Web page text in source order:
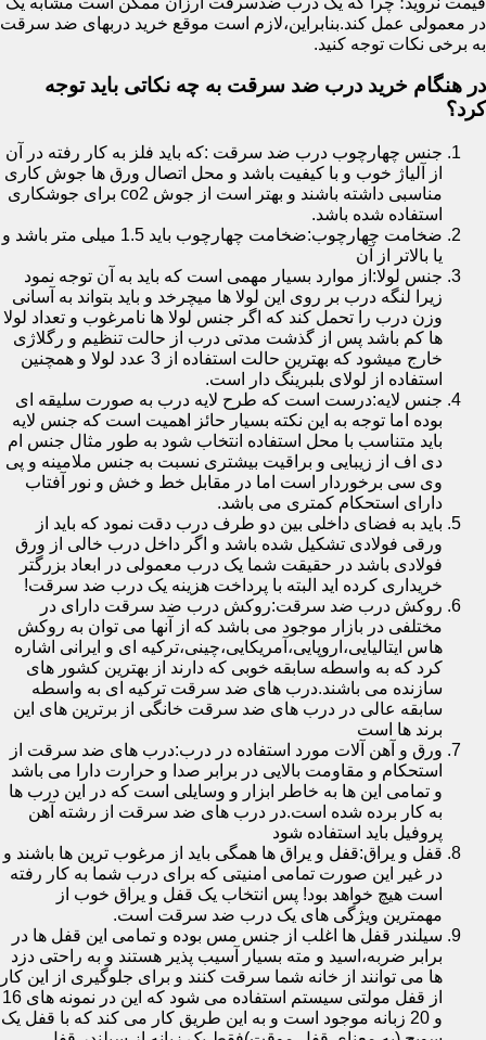
در معمولی عمل کند.بنابراین،لازم است موقع خرید دربهای ضد سرقت
به برخی نکات توجه کنید.
در هنگام خرید درب ضد سرقت به چه نکاتی باید توجه
کرد؟
جنس چهارچوب درب ضد سرقت :که باید فلز به کار رفته در آن
از آلیاژ خوب و با کیفیت باشد و محل اتصال ورق ها جوش کاری
مناسبی داشته باشند و بهتر است از جوش co2 برای جوشکاری
استفاده شده باشد.
ضخامت چهارچوب:ضخامت چهارچوب باید 1.5 میلی متر باشد و
یا بالاتر از آن
جنس لولا:از موارد بسیار مهمی است که باید به آن توجه نمود
زیرا لنگه درب بر روی این لولا ها میچرخد و باید بتواند به آسانی
وزن درب را تحمل کند که اگر جنس لولا ها نامرغوب و تعداد لولا
ها کم باشد پس از گذشت مدتی درب از حالت تنظیم و رگلاژی
خارج میشود که بهترین حالت استفاده از 3 عدد لولا و همچنین
استفاده از لولای بلبرینگ دار است.
جنس لایه:درست است که طرح لایه درب به صورت سلیقه ای
بوده اما توجه به این نکته بسیار حائز اهمیت است که جنس لایه
باید متناسب با محل استفاده انتخاب شود به طور مثال جنس ام
دی اف از زیبایی و براقیت بیشتری نسبت به جنس ملامینه و پی
وی سی برخوردار است اما در مقابل خط و خش و نور آفتاب
دارای استحکام کمتری می باشد.
باید به فضای داخلی بین دو طرف درب دقت نمود که باید از
ورقی فولادی تشکیل شده باشد و اگر داخل درب خالی از ورق
فولادی باشد در حقیقت شما یک درب معمولی در ابعاد بزرگتر
خریداری کرده اید البته با پرداخت هزینه یک درب ضد سرقت!
روکش درب ضد سرقت:روکش درب ضد سرقت دارای در
مختلفی در بازار موجود می باشد که از آنها می توان به روکش
هاس ایتالیایی،اروپایی،آمریکایی،چینی،ترکیه ای و ایرانی اشاره
کرد که به واسطه سابقه خوبی که دارند از بهترین کشور های
سازنده می باشند.درب های ضد سرقت ترکیه ای به واسطه
سابقه عالی در درب های ضد سرقت خانگی از برترین های این
برند ها است
ورق و آهن آلات مورد استفاده در درب:درب های ضد سرقت از
استحکام و مقاومت بالایی در برابر صدا و حرارت دارا می باشد
و تمامی این ها به خاطر ابزار و وسایلی است که در این درب ها
به کار برده شده است.در درب های ضد سرقت از رشته آهن
پروفیل باید استفاده شود
قفل و یراق:قفل و یراق ها همگی باید از مرغوب ترین ها باشند و
در غیر این صورت تمامی امنیتی که برای درب شما به کار رفته
است هیچ خواهد بود! پس انتخاب یک قفل و یراق خوب از
مهمترین ویژگی های یک درب ضد سرقت است.
سیلندر قفل ها اغلب از جنس مس بوده و تمامی این قفل ها در
برابر ضربه،اسید و مته بسیار آسیب پذیر هستند و به راحتی دزد
ها می توانند از خانه شما سرقت کنند و برای جلوگیری از این کار
از قفل مولتی سیستم استفاده می شود که این در نمونه های 16
و 20 زبانه موجود است و به این طریق کار می کند که با قفل یک